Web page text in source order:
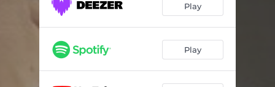
Sans le sang 03:33
What Do You Want (Remix) [feat. BlackJoy] 03:21
Play
Play